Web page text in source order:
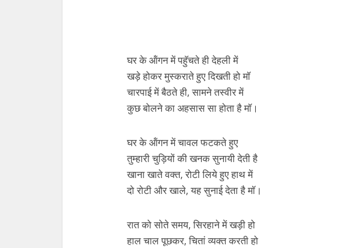
घर के ऑंगन में पहॅुचते ही देहली में
खड़े होकर मुस्कराते हुए दिखती हो मॉ
चारपाई में बैठते ही, सामने तस्वीर में
कुछ बोलने का अहसास सा होता है मॉ।
घर के ऑंगन में चावल फटकते हुए
तुम्हारी चुड़ियों की खनक सुनायी देती है
खाना खाते वक्त, रोटी लिये हुए हाथ में
दो रोटी और खाले, यह सुनाई देता है मॉ।
रात को सोते समय, सिरहाने में खड़ी हो
हाल चाल पूछकर, चितां व्यक्त करती हो